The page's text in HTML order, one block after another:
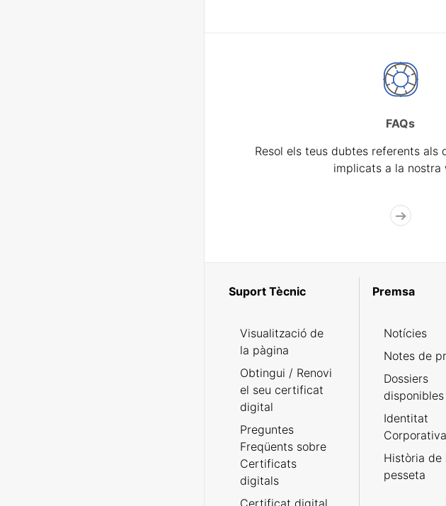
FAQs
Resol els teus dubtes referents als
implicats a la nostra
Suport Tècnic
Visualització de
la pàgina
Obtingui / Renovi
el seu certificat
digital
Preguntes
Freqüents sobre
Certificats
digitals
Premsa
Notícies
Notes de
Dossiers
disponibles
Identitat
Corporativa
Història de
pesseta